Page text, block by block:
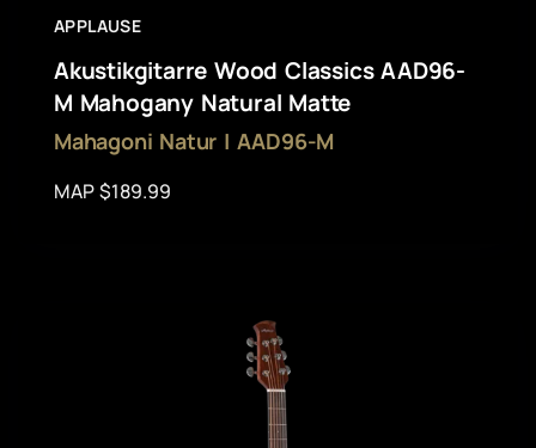
APPLAUSE
Akustikgitarre Wood Classics AAD96-
M Mahogany Natural Matte
Mahagoni Natur | AAD96-M
MAP $189.99